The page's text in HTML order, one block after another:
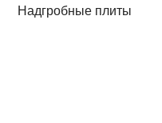
Надгробные плиты